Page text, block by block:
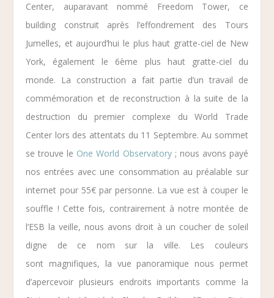
Center, auparavant nommé Freedom Tower, ce
building construit après l’effondrement des Tours
Jumelles, et aujourd’hui le plus haut gratte-ciel de New
York, également le 6ème plus haut gratte-ciel du
monde. La construction a fait partie d’un travail de
commémoration et de reconstruction à la suite de la
destruction du premier complexe duWorld Trade
Center lors des attentats du 11 Septembre. Au sommet
se trouve le One World Observatory; nous avons payé
nos entrées avec une consommation au préalable sur
internet pour 55€ par personne. La vue est à couper le
souffle ! Cette fois, contrairement à notre montée de
l’ESB la veille, nous avons droit à un coucher de soleil
digne de ce nom sur la ville. Les couleurs
sont magnifiques, la vue panoramique nous permet
d’apercevoir plusieurs endroits importants comme la